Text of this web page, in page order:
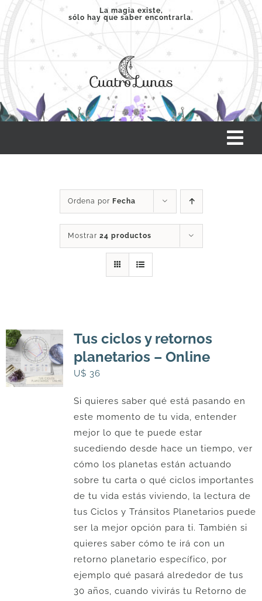
Saltar
contenido
La magia existe,
sólo hay que saber encontrarla.
SERVICIOS
PRODUCTOS
ARTÍCULOS
Ordena por Fecha
Mostrar 24 productos
Tus ciclos y retornos
planetarios – Online
U$ 36
Si quieres saber qué está pasando en
este momento de tu vida, entender
mejor lo que te puede estar
sucediendo desde hace un tiempo, ver
cómo los planetas están actuando
sobre tu carta o qué ciclos importantes
de tu vida estás viviendo, la lectura de
tus Ciclos y Tránsitos Planetarios puede
ser la mejor opción para ti. También si
quieres saber cómo te irá con un
retorno planetario específico, por
ejemplo qué pasará alrededor de tus
30 años, cuando vivirás tu Retorno de